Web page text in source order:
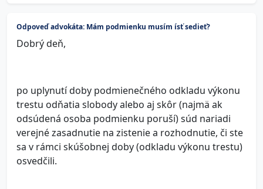
Odpoveď advokáta: Mám podmienku musím ísť sedieť?
Dobrý deň,
po uplynutí doby podmienečného odkladu výkonu
trestu odňatia slobody alebo aj skôr (najmä ak
odsúdená osoba podmienku poruší) súd nariadi
verejné zasadnutie na zistenie a rozhodnutie, či ste
sa v rámci skúšobnej doby (odkladu výkonu trestu)
osvedčili.